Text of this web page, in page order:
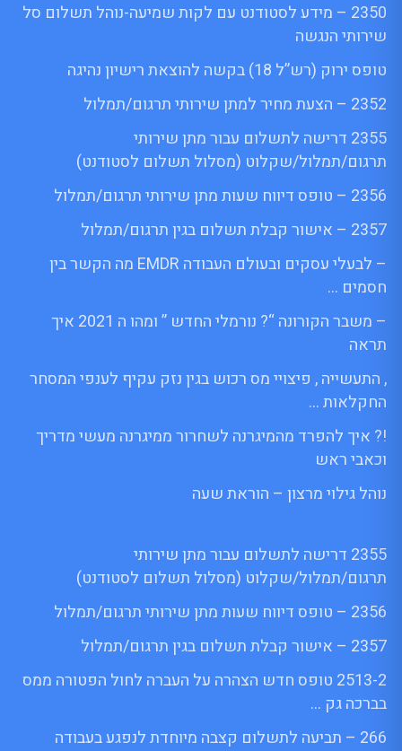
2350 – מידע לסטודנט עם לקות שמיעה-נוהל תשלום סל
שירותי הנגשה
טופס ירוק (רש”ל 18) בקשה להוצאת רישיון נהיגה
2352 – הצעת מחיר למתן שירותי תרגום/תמלול
2355 דרישה לתשלום עבור מתן שירותי
תרגום/תמלול/שקלוט (מסלול תשלום לסטודנט)
2356 – טופס דיווח שעות מתן שירותי תרגום/תמלול
2357 – אישור קבלת תשלום בגין תרגום/תמלול
– לבעלי עסקים ובעולם העבודה EMDR מה הקשר בין
חסמים …
– משבר הקורונה “? נורמלי החדש ” ומהו ה 2021 איך
תראה
, התעשייה , פיצויי מס רכוש בגין נזק עקיף לענפי המסחר
החקלאות …
!? איך להפרד מהמיגרנה לשחרור ממיגרנה מעשי מדריך
וכאבי ראש
נוהל גילוי מרצון – הוראת שעה
2355 דרישה לתשלום עבור מתן שירותי
תרגום/תמלול/שקלוט (מסלול תשלום לסטודנט)
2356 – טופס דיווח שעות מתן שירותי תרגום/תמלול
2357 – אישור קבלת תשלום בגין תרגום/תמלול
2513-2 טופס חדש הצהרה על העברה לחול הפטורה ממס
בברכה גק …
266 – תביעה לתשלום קצבה מיוחדת לנפגע בעבודה